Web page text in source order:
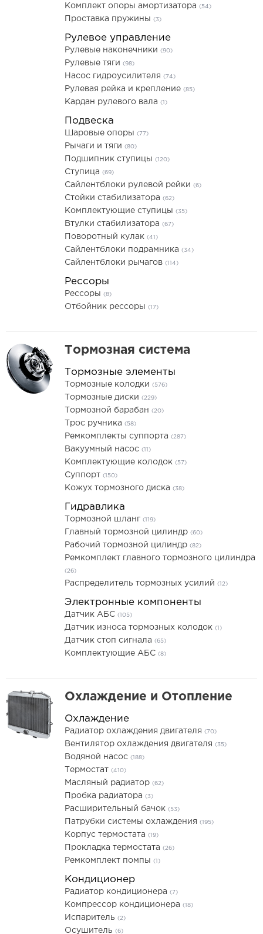
Комплект опоры амортизатора (54)
Проставка пружины (3)
Рулевое управление
Рулевые наконечники (90)
Рулевые тяги (98)
Насос гидроусилителя (74)
Рулевая рейка и крепление (85)
Кардан рулевого вала (1)
Подвеска
Шаровые опоры (77)
Рычаги и тяги (80)
Подшипник ступицы (120)
Ступица (69)
Сайлентблоки рулевой рейки (6)
Стойки стабилизатора (62)
Комплектующие ступицы (35)
Втулки стабилизатора (67)
Поворотный кулак (41)
Сайлентблоки подрамника (34)
Сайлентблоки рычагов (114)
Рессоры
Рессоры (8)
Отбойник рессоры (17)
Тормозная система
Тормозные элементы
Тормозные колодки (576)
Тормозные диски (229)
Тормозной барабан (20)
Трос ручника (58)
Ремкомплекты суппорта (287)
Вакуумный насос (11)
Комплектующие колодок (57)
Суппорт (150)
Кожух тормозного диска (38)
Гидравлика
Тормозной шланг (119)
Главный тормозной цилиндр (60)
Рабочий тормозной цилиндр (82)
Ремкомплект главного тормозного цилиндра
(26)
Распределитель тормозных усилий (12)
Электронные компоненты
Датчик АБС (105)
Датчик износа тормозных колодок (1)
Датчик стоп сигнала (65)
Комплектующие АБС (8)
Охлаждение и Отопление
Охлаждение
Радиатор охлаждения двигателя (70)
Вентилятор охлаждения двигателя (35)
Водяной насос (188)
Термостат (410)
Масляный радиатор (62)
Пробка радиатора (3)
Расширительный бачок (53)
Патрубки системы охлаждения (195)
Корпус термостата (19)
Прокладка термостата (26)
Ремкомплект помпы (1)
Кондиционер
Радиатор кондиционера (7)
Компрессор кондиционера (18)
Испаритель (2)
Осушитель (6)